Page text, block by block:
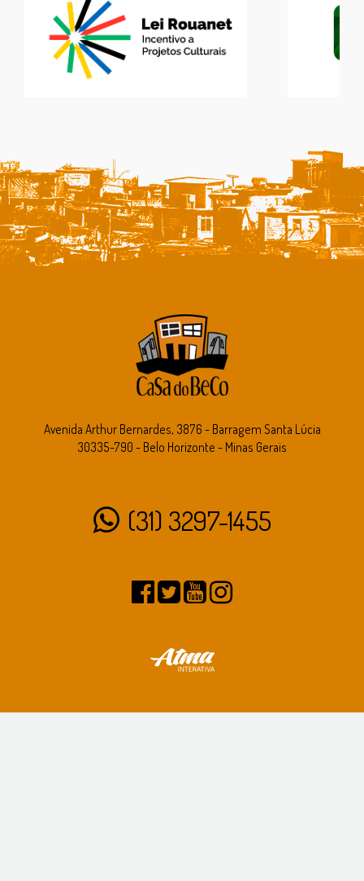
Avenida Arthur Bernardes, 3876 - Barragem Santa Lúcia
30335-790 - Belo Horizonte - Minas Gerais
(31) 3297-1455